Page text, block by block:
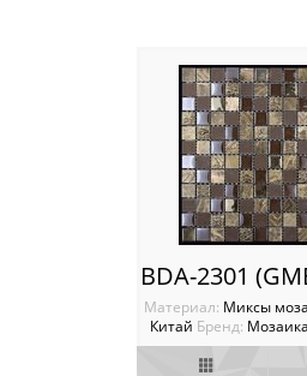
Материал: Миксы
Китай Бренд: